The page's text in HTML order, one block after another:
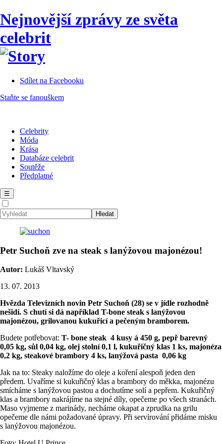
Nejnovější zprávy ze světa
celebrit
Sdílet na Facebooku
Staňte se fanouškem
Celebrity
Móda
Krása
Databáze celebrit
Soutěže
Předplatné
☰
Petr Suchoň zve na steak s lanýžovou majonézou!
Autor: Lukáš Vltavský
13. 07. 2013
Hvězda Televizních novin Petr Suchoň (28) se v jídle rozhodně
nešidí. S chutí si dá například T-bone steak s lanýžovou
majonézou, grilovanou kukuřicí a pečeným bramborem.
Budete potřebovat: T- bone steak 4 kusy á 450 g, pepř barevný
0,05 kg, sůl 0,04 kg, olej stolní 0,1 l, kukuřičný klas 1 ks, majonéza
0,2 kg, steakové brambory 4 ks, lanýžová pasta 0,06 kg
Jak na to: Steaky naložíme do oleje a koření alespoň jeden den
předem. Uvaříme si kukuřičný klas a brambory do měkka, majonézu
smícháme s lanýžovou pastou a dochutíme solí a pepřem. Kukuřičný
klas a brambory nakrájíme na stejné díly, opečeme po všech stranách.
Maso vyjmeme z marinády, necháme okapat a zprudka na grilu
opečeme dle námi požadované úpravy. Při servírování přidáme misku
s lanýžovou majonézou.